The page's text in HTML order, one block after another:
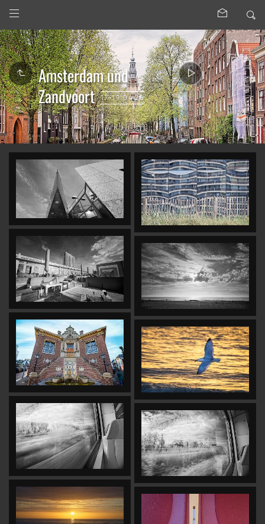
Amsterdam und
Zandvoort
17-19.04.26